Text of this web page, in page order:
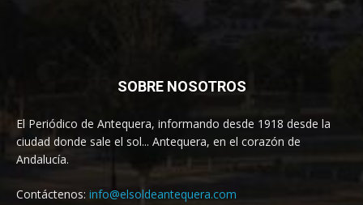
SOBRE NOSOTROS
El Periódico de Antequera, informando desde 1918 desde la
ciudad donde sale el sol... Antequera, en el corazón de
Andalucía.
Contáctenos: info@elsoldeantequera.com